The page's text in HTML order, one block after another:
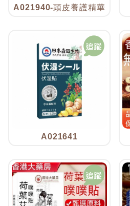
A021940-頭皮養護精華
A021641